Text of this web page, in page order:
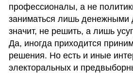
профессионалы, а не
заниматься лишь денежными
значит, не решить, а лишь
Да, иногда приходится
решения. Но есть и иные
электоральных и